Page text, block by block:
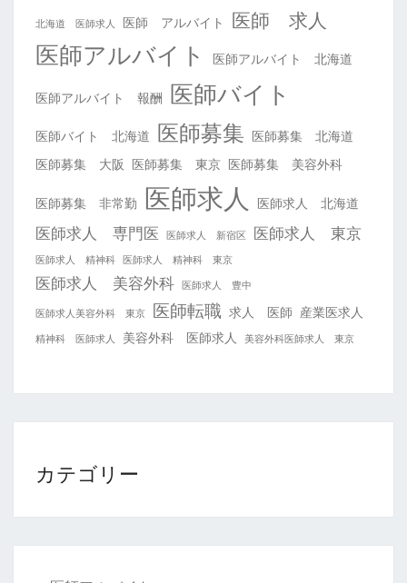
北海道 医師求人 医師 アルバイト 医師 求人
医師アルバイト 医師アルバイト 北海道
医師アルバイト 報酬 医師バイト
医師バイト 北海道 医師募集 医師募集 北海道
医師募集 大阪
医師募集 東京 医師募集 美容外科
医師募集 非常勤 医師求人 医師求人 北海道
医師求人 専門医 医師求人 新宿区 医師求人 東京
医師求人 精神科 医師求人 精神科 東京
医師求人 美容外科 医師求人 豊中
医師求人美容外科 東京 医師転職 求人 医師 産業医求人
精神科 医師求人 美容外科 医師求人 美容外科医師求人 東京
カテゴリー